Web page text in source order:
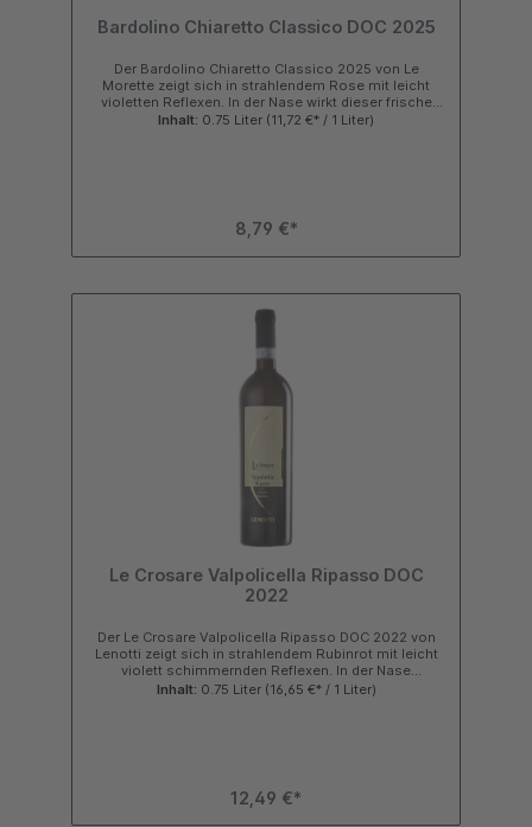
Bardolino Chiaretto Classico DOC 2025
Der Bardolino Chiaretto Classico 2025 von Le
Morette zeigt sich in strahlendem Rose mit leicht
violetten Reflexen. In der Nase wirkt dieser frische
Rosé aus Italien vielschichtig und harmonisch,
Finale. Kurzinfo Noten von Erdbeeren, Himbeeren
Bardolino Chiaretto Classico Rosé von Le Morette
Gemüseaufläufen, Risotto, hellem Fleisch, kräftigem
Fisch, gegrilltem Gemüse oder Geflügel. Ebenfalls
sehr zu empfehlen der Lugana, und der Lugana
Deutschland.Zutaten & Nährwerte
Inhalt: 0.75 Liter (11,72 €* / 1 Liter)
8,79 €*
Le Crosare Valpolicella Ripasso DOC
2022
Der Le Crosare Valpolicella Ripasso DOC 2022 von
Lenotti zeigt sich in strahlendem Rubinrot mit leicht
violett schimmernden Reflexen. In der Nase
entwickelt dieser italienische Ripasso-Rotwein aus
Balance. Anhaltendes uns expansives Finale. Jetzt
Inhalt: 0.75 Liter (16,65 €* / 1 Liter)
12,49 €*